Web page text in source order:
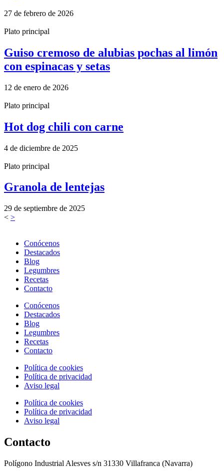
27 de febrero de 2026
Plato principal
Guiso cremoso de alubias pochas al limón
con espinacas y setas
12 de enero de 2026
Plato principal
Hot dog chili con carne
4 de diciembre de 2025
Plato principal
Granola de lentejas
29 de septiembre de 2025
< >
Conócenos
Destacados
Blog
Legumbres
Recetas
Contacto
Conócenos
Destacados
Blog
Legumbres
Recetas
Contacto
Política de cookies
Política de privacidad
Aviso legal
Política de cookies
Política de privacidad
Aviso legal
Contacto
Polígono Industrial Alesves s/n 31330 Villafranca (Navarra)